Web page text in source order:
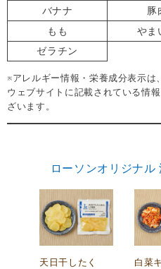
バナナ
豚
もも
やま
ゼラチン
※アレルギー情報・栄養成分表示は
ウェブサイトに記載されている情
ざいます。
ローソンオリジナ
天日干したく
白菜